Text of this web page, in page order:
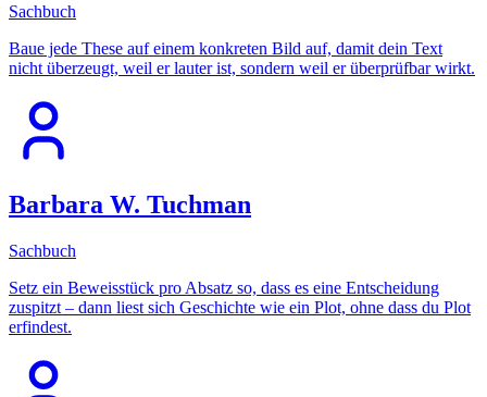
Sachbuch
Baue jede These auf einem konkreten Bild auf, damit dein Text
nicht überzeugt, weil er lauter ist, sondern weil er überprüfbar wirkt.
Barbara W. Tuchman
Sachbuch
Setz ein Beweisstück pro Absatz so, dass es eine Entscheidung
zuspitzt – dann liest sich Geschichte wie ein Plot, ohne dass du Plot
erfindest.